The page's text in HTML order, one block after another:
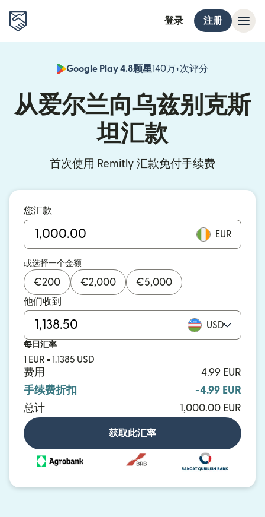
登录 注册
Google Play 4.8颗星140万+次评分
从爱尔兰向乌兹别克斯
坦汇款
首次使用 Remitly 汇款免付手续费
您汇款
EUR
或选择一个金额
€200 €2,000 €5,000
他们收到
USD
每日汇率
1 EUR = 1.1385 USD
费用
4.99 EUR
手续费折扣
-4.99 EUR
总计
1,000.00 EUR
获取此汇率